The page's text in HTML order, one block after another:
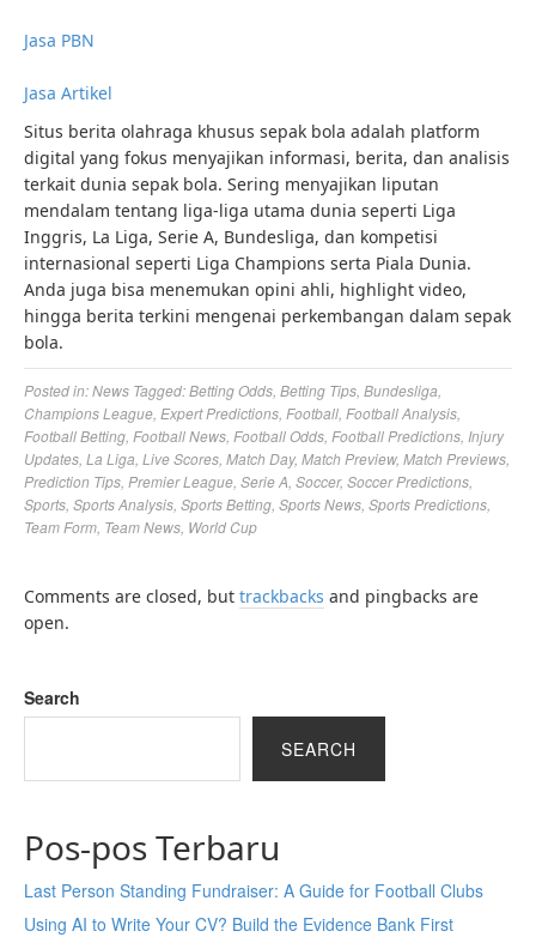
Jasa PBN
Jasa Artikel
Situs berita olahraga khusus sepak bola adalah platform
digital yang fokus menyajikan informasi, berita, dan analisis
terkait dunia sepak bola. Sering menyajikan liputan
mendalam tentang liga-liga utama dunia seperti Liga
Inggris, La Liga, Serie A, Bundesliga, dan kompetisi
internasional seperti Liga Champions serta Piala Dunia.
Anda juga bisa menemukan opini ahli, highlight video,
hingga berita terkini mengenai perkembangan dalam sepak
bola.
Posted in:News Tagged:Betting Odds Betting Tips Bundesliga
Champions League Expert Predictions Football Football Analysis
Football Betting Football News Football Odds Football Predictions Injury
Updates La Liga Live Scores Match Day, Match Preview, Match Previews
Prediction Tips Premier League Serie A Soccer, Soccer Predictions
Sports Sports Analysis Sports Betting Sports News Sports Predictions
Team Form Team News World Cup
Comments are closed, but trackbacks and pingbacks are
open.
Search
SEARCH
Pos-pos Terbaru
Last Person Standing Fundraiser: A Guide for Football Clubs
Using AI to Write Your CV? Build the Evidence Bank First